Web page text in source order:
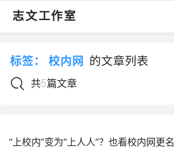
志文工作室
标签： 校内网 的文章列表
共5篇文章
“上校内”变为“上人人”？也看校内网更名